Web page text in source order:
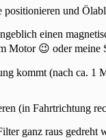
und
einen
Motor 😉 oder meine
kommt (nach ca. 1
(in Fahrtrichtung
ganz raus gedreht